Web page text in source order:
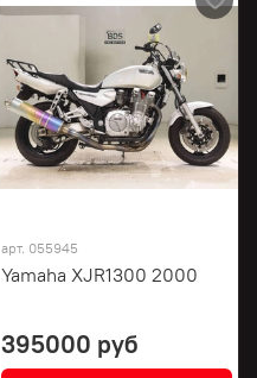
арт. 055945
Yamaha XJR1300 2000
395000 руб